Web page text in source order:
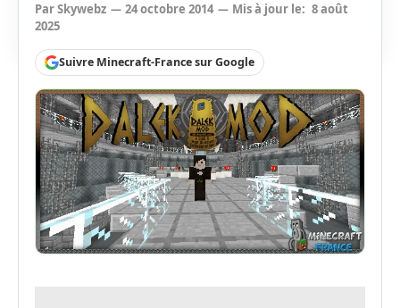
ParSkywebz 24 octobre 2014 Mis à jour le: 8 août
2025
Suivre Minecraft-France sur Google